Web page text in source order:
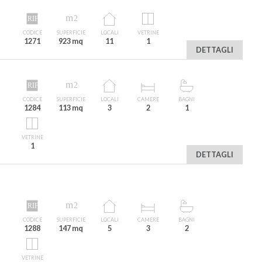
CODICE
1271
SUPERFICIE
923 mq
LOCALI
11
VETRINE
1
DETTAGLI
CODICE
1284
SUPERFICIE
113 mq
LOCALI
3
CAMERE
2
BAGNI
1
VETRINE
1
DETTAGLI
CODICE
1288
SUPERFICIE
147 mq
LOCALI
5
CAMERE
3
BAGNI
2
VETRINE